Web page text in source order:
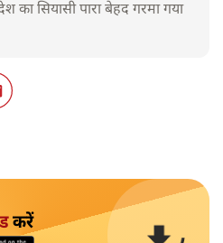
का सियासी पारा बेहद गरमा गया
करें